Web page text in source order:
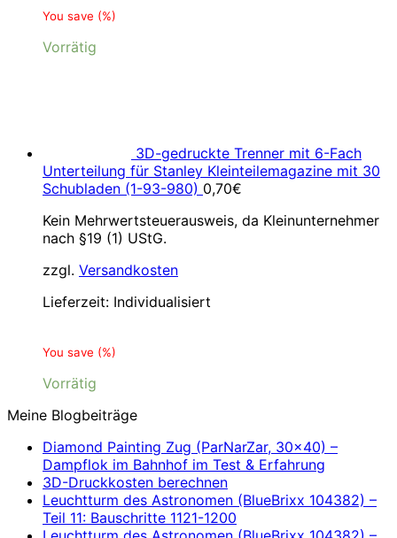
You save (%)
Vorrätig
3D-gedruckte Trenner mit 6-Fach
Unterteilung für Stanley Kleinteilemagazine mit 30
Schubladen (1-93-980) 0,70€
Kein Mehrwertsteuerausweis, da Kleinunternehmer
nach §19 (1) UStG.
zzgl. Versandkosten
Lieferzeit: Individualisiert
You save (%)
Vorrätig
Meine Blogbeiträge
Diamond Painting Zug (ParNarZar, 30×40) –
Dampflok im Bahnhof im Test & Erfahrung
3D-Druckkosten berechnen
Leuchtturm des Astronomen (BlueBrixx 104382) –
Teil 11: Bauschritte 1121-1200